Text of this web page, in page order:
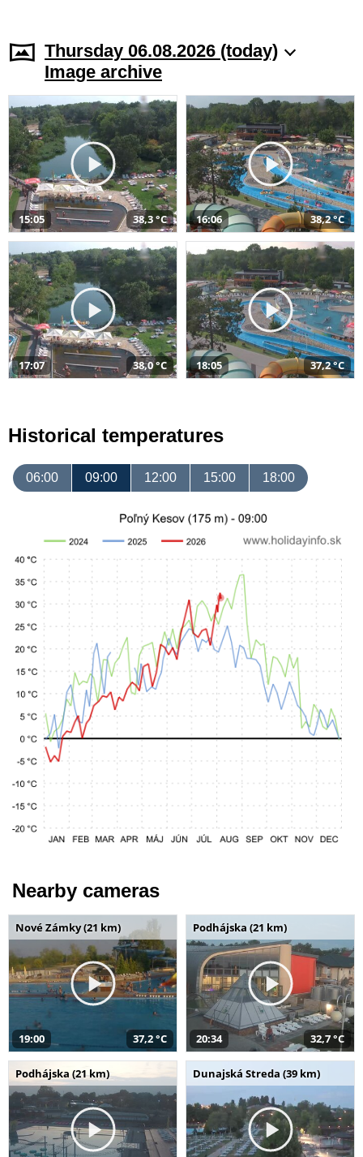
Thursday 06.08.2026 (today)
Image archive
15:05 38,3 °C 16:06 38,2 °C
17:07 38,0 °C 18:05 37,2 °C
Historical temperatures
06:00 09:00 12:00 15:00 18:00
Nearby cameras
Nové Zámky (21 km)
19:00 37,2 °C
Podhájska (21 km)
20:34 32,7 °C
Podhájska (21 km) Dunajská Streda (39 km)